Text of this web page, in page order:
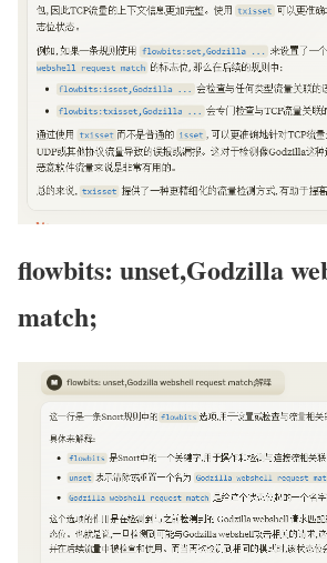
flowbits: unset,Godzilla
match;